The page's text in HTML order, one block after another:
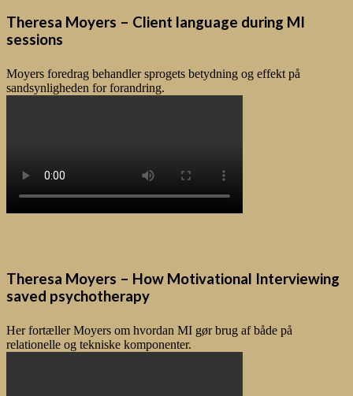
Theresa Moyers – Client language during MI
sessions
Moyers foredrag behandler sprogets betydning og effekt på
sandsynligheden for forandring.
Theresa Moyers – How Motivational Interviewing
saved psychotherapy
Her fortæller Moyers om hvordan MI gør brug af både på
relationelle og tekniske komponenter.